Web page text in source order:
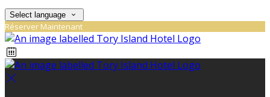
Select language
Réserver Maintenant